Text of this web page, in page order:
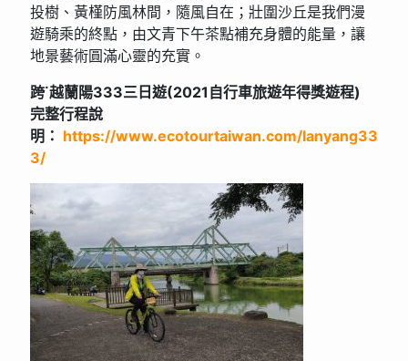
投樹、黃槿防風林間，隨風自在；壯圍沙丘是我們漫
遊騎乘的終點，由文青下午茶點補充身體的能量，讓
地景藝術圓滿心靈的充實。
跨˙越蘭陽333三日遊(2021自行車旅遊年得獎遊程)
完整行程說
明： https://www.ecotourtaiwan.com/lanyang33
3/